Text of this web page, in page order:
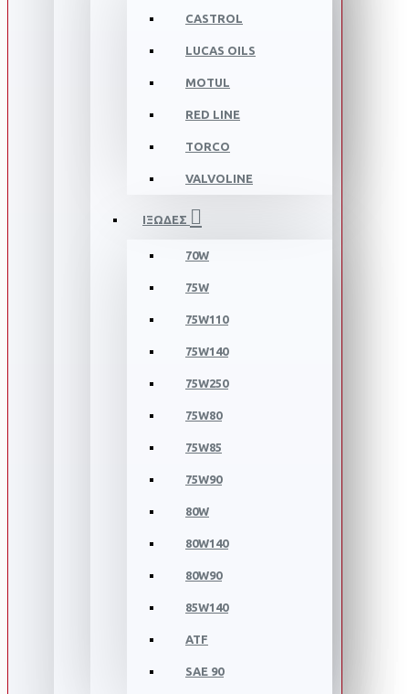
CASTROL
LUCAS OILS
MOTUL
RED LINE
TORCO
VALVOLINE
ΙΞΩΔΕΣ
70W
75W
75W110
75W140
75W250
75W80
75W85
75W90
80W
80W140
80W90
85W140
ATF
SAE 90